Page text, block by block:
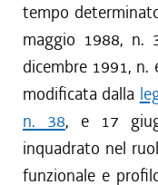
tempo
maggio 1988, n.
dicembre 1991, n.
modificata dalla
n. 38, e 17
inquadrato nel
funzionale e